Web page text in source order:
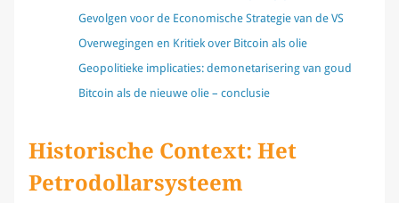
Gevolgen voor de Economische Strategie van de VS
Overwegingen en Kritiek over Bitcoin als olie
Geopolitieke implicaties: demonetarisering van goud
Bitcoin als de nieuwe olie – conclusie
Historische Context: Het
Petrodollarsysteem